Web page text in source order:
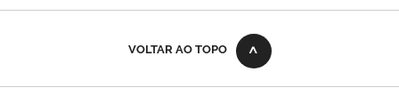
VOLTAR AO TOPO